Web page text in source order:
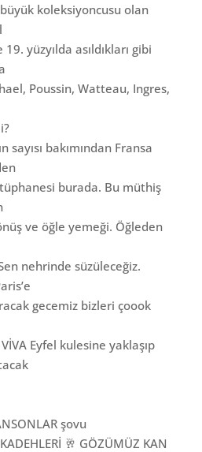
koleksiyoncusu olan
yüzyılda asıldıkları gibi
Poussin, Watteau, Ingres,
sayısı bakımından Fransa
burada. Bu müthiş
ve öğle yemeği. Öğleden
nehrinde süzüleceğiz.
gecemiz bizleri çoook
Eyfel kulesine yaklaşıp
şovu
🥂 GÖZÜMÜZ KAN